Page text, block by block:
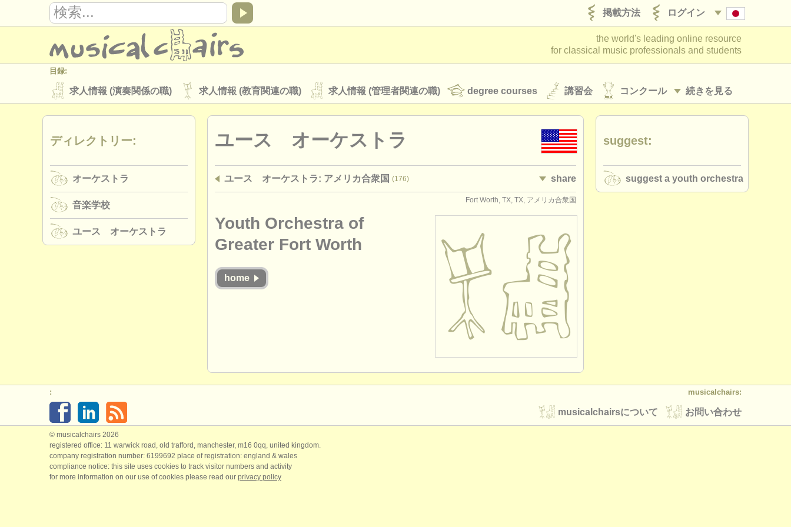
ログイン
掲載方法
the world's leading online resource
for classical music professionals and students
目録:
続きを見る
求人情報 (演奏関係の職) 求人情報 (教育関連の職) 求人情報 (管理者関連の職) degree courses 講習会 コンクール
楽器の販売 盗まれた楽器
ディレクトリー:
musicalchairs:
musicalchairsについて
出版社:
掲載方法 find out about our ATS ATSfaq ログイン
ユース オーケストラ
ユース オーケストラ: アメリカ合衆国 (176) share
Fort Worth, TX, TX, アメリカ合衆国
Youth Orchestra of
Greater Fort Worth
home
ディレクトリー:
オーケストラ
音楽学校
ユース オーケストラ
suggest:
suggest a youth orchestra
musicalchairs:
お問い合わせ
musicalchairsについて
:
© musicalchairs 2026
registered office: 11 warwick road, old trafford, manchester, m16 0qq, united kingdom.
company registration number: ​6199692 place of registration: england & wales
compliance notice: ​this site uses cookies to track visitor numbers and activity
for more information on our use of cookies please read our privacy policy